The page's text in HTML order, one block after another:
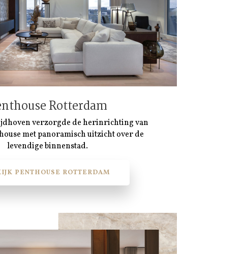
Rotterdam
verzorgde de herinrichting van
met panoramisch uitzicht over de
levendige binnenstad.
PENTHOUSE ROTTERDAM